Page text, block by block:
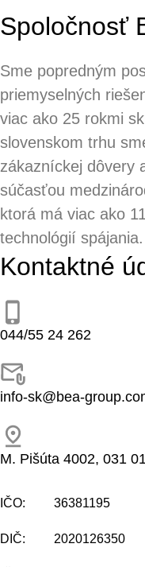
Spoločnosť
Sme popredným
priemyselných
viac ako 25 rokmi
slovenskom trhu
zákazníckej dôvery
súčasťou
ktorá má viac ako
technológií spájania.
Kontaktné
044/55 24 262
info-sk@bea-
M. Pišúta 4002, 031
IČO: 36381195
DIČ: 2020126350